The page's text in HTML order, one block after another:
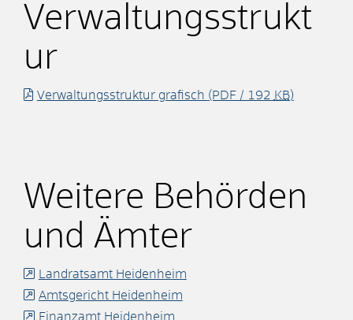
Verwaltungsstrukt
ur
Verwaltungsstruktur grafisch (PDF / 192 KB)
Weitere Behörden
und Ämter
Landratsamt Heidenheim
Amtsgericht Heidenheim
Finanzamt Heidenheim